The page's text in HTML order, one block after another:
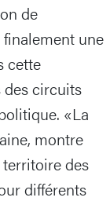
de
finalement une
cette
circuits
«La
montre
territoire des
différents